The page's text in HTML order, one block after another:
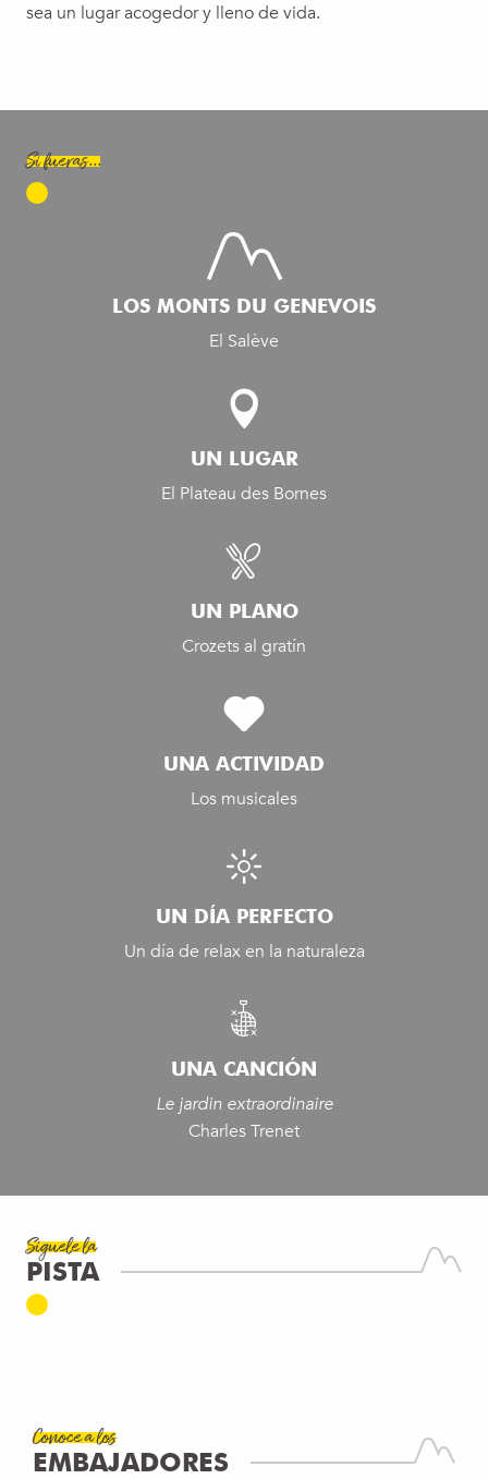
sea un lugar acogedor y lleno de vida.
Si fueras...
LOS MONTS DU GENEVOIS
El Salève
UN LUGAR
El Plateau des Bornes
UN PLANO
Crozets al gratín
UNA ACTIVIDAD
Los musicales
UN DÍA PERFECTO
Un día de relax en la naturaleza
UNA CANCIÓN
Le jardin extraordinaire
Charles Trenet
Síguele la
PISTA
Conoce a los
EMBAJADORESHUBERT CHANOVE